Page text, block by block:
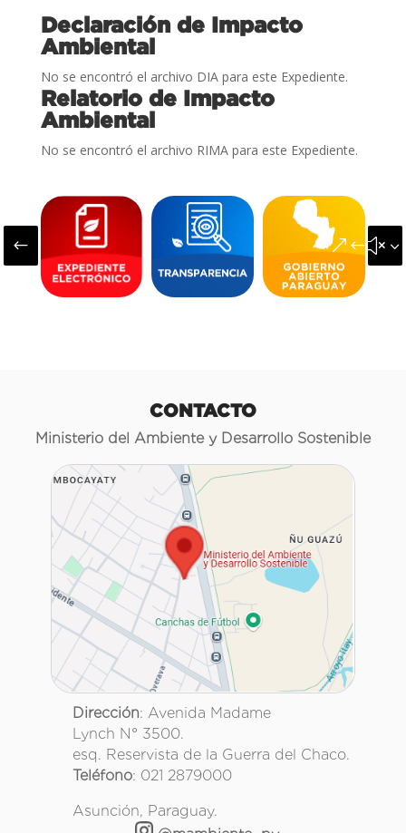
Declaración de Impacto
Ambiental
No se encontró el archivo DIA para este Expediente.
Relatorio de Impacto
Ambiental
No se encontró el archivo RIMA para este Expediente.
#
CONTACTO
Ministerio del Ambiente y Desarrollo Sostenible
Dirección: Avenida Madame
Lynch N° 3500.
esq. Reservista de la Guerra del Chaco.
Teléfono: 021 2879000
Asunción, Paraguay.